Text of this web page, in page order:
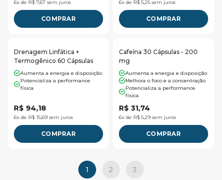
6x de R$ 7,67 sem juros
COMPRAR
6x de R$ 5,25 sem juros
COMPRAR
Drenagem Linfática +
Termogênico 60 Cápsulas
Aumenta a energia e disposição
Potencializa a performance
física
R$ 94,18
6x de R$ 15,69 sem juros
COMPRAR
Cafeína 30 Cápsulas - 200
mg
Aumenta a energia e disposição
Melhora o foco e a concentração
Potencializa a performance
física
R$ 31,74
6x de R$ 5,29 sem juros
COMPRAR
1 2 3